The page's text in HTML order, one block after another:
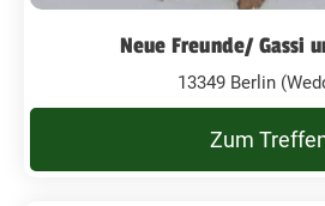
Neue Freunde/ Gassi
13349 Berlin
Zum